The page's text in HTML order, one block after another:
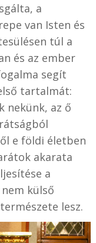
a
van Isten és
túl a
és az ember
segít
tartalmát:
nekünk, az ő
e földi életben
akarata
a
külső
lesz.